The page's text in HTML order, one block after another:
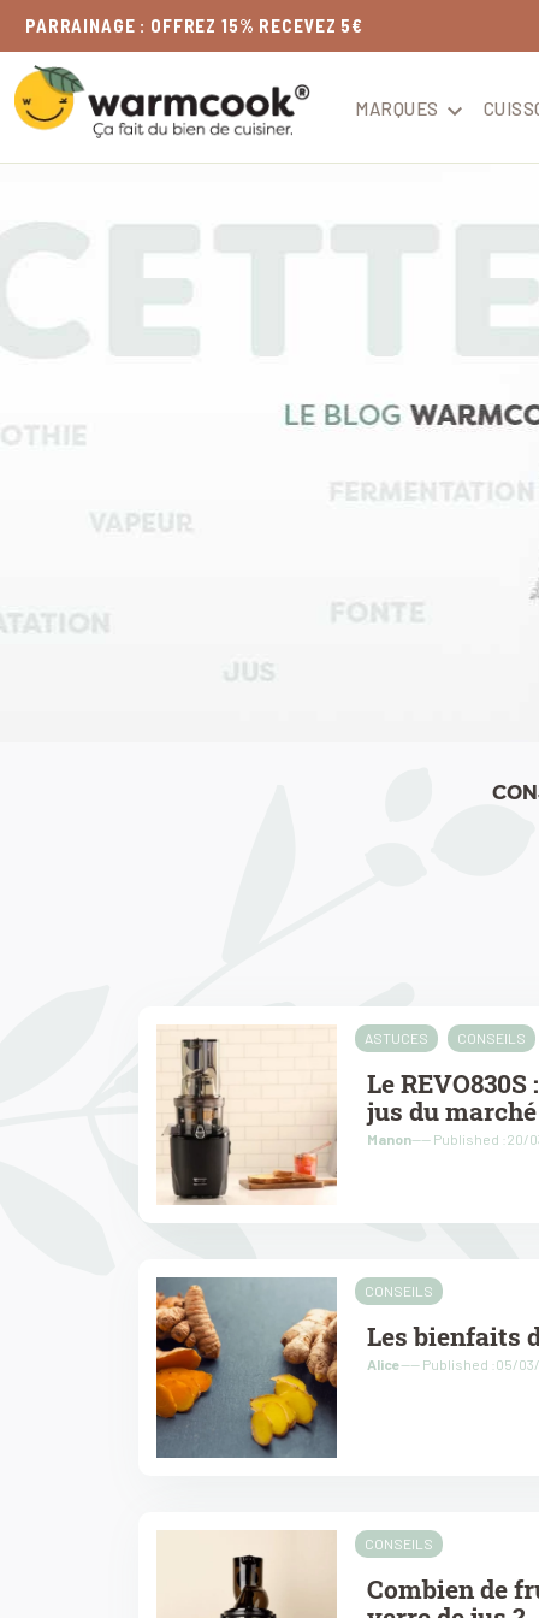
LIVRAISONOFFERTEDÈS 49€
MARQUES 
ASTUCES CONSEILS
Le
jus du marché
Manon---- Published :20/
CONSEILS
Les bienfaits
Alice---- Published :05/
CONSEILS
Combien de